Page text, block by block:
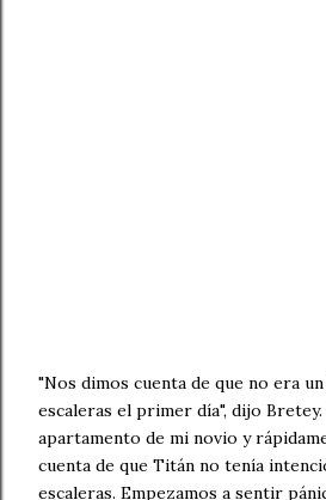
"Nos dimos cuenta de que no era
escaleras el primer día", dijo Bretey.
apartamento de mi novio y
cuenta de que Titán no tenía
escaleras. Empezamos a sentir